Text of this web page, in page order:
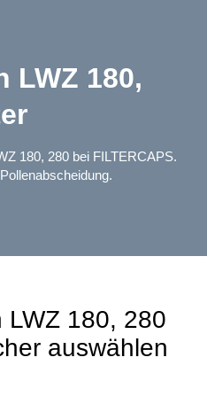
LWZ 180,
180, 280 bei FILTERCAPS.
LWZ 180, 280
auswählen